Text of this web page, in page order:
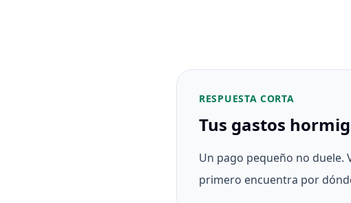
RESPUESTA CORTA
Tus gastos
Un pago pequeño no duele.
primero encuentra por